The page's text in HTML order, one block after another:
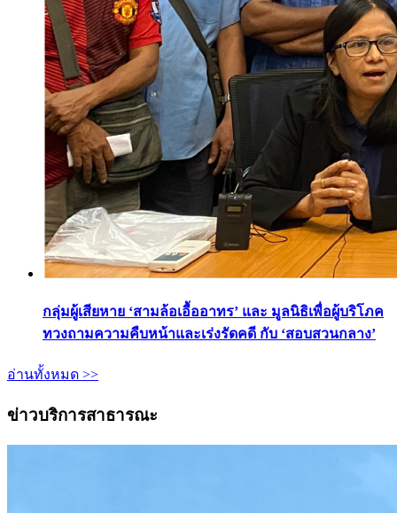
กลุ่มผู้เสียหาย ‘สามล้อเอื้ออาทร’ และ มูลนิธิเพื่อผู้บริโภค
ทวงถามความคืบหน้าและเร่งรัดคดี กับ ‘สอบสวนกลาง’
อ่านทั้งหมด >>
ข่าวบริการสาธารณะ